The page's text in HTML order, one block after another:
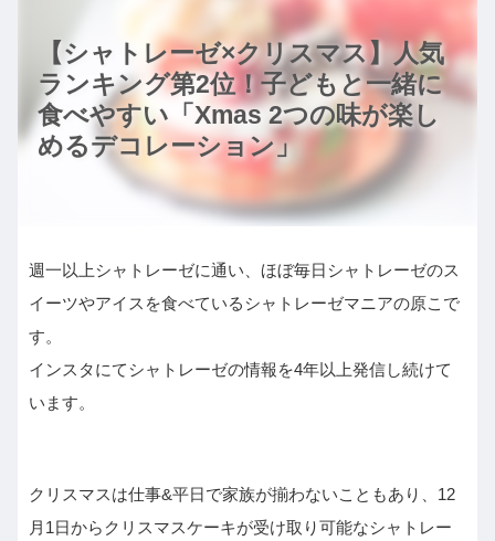
【シャトレーゼ×クリスマス】人気
ランキング第2位！子どもと一緒に
食べやすい「Xmas 2つの味が楽し
めるデコレーション」
週一以上シャトレーゼに通い、ほぼ毎日シャトレーゼのス
イーツやアイスを食べているシャトレーゼマニアの原こで
す。
インスタにてシャトレーゼの情報を4年以上発信し続けて
います。
クリスマスは仕事&平日で家族が揃わないこともあり、12
月1日からクリスマスケーキが受け取り可能なシャトレー